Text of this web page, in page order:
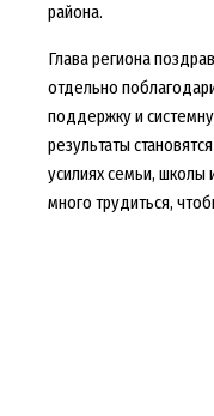
района.
Глава региона
отдельно
поддержку и
результаты
усилиях семьи, школы
много трудиться,